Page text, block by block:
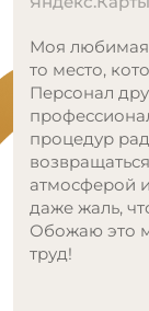
Моя любимая
то место,
Персонал
процедур
атмосферой
даже жаль,
Обожаю это
труд!